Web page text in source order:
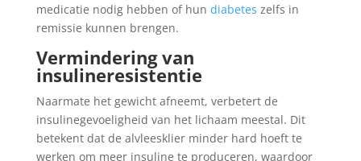
medicatie nodig hebben of hun diabetes zelfs in
remissie kunnen brengen.
Vermindering van
insulineresistentie
Naarmate het gewicht afneemt, verbetert de
insulinegevoeligheid van het lichaam meestal. Dit
betekent dat de alvleesklier minder hard hoeft te
werken om meer insuline te produceren, waardoor